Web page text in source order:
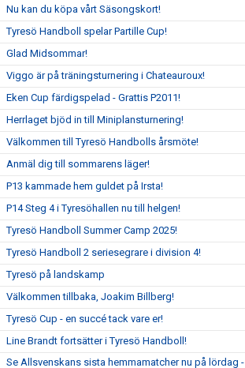
Nu kan du köpa vårt Säsongskort!
Tyresö Handboll spelar Partille Cup!
Glad Midsommar!
Viggo är på träningsturnering i Chateauroux!
Eken Cup färdigspelad - Grattis P2011!
Herrlaget bjöd in till Miniplansturnering!
Välkommen till Tyresö Handbolls årsmöte!
Anmäl dig till sommarens läger!
P13 kammade hem guldet på Irsta!
P14 Steg 4 i Tyresöhallen nu till helgen!
Tyresö Handboll Summer Camp 2025!
Tyresö Handboll 2 seriesegrare i division 4!
Tyresö på landskamp
Välkommen tillbaka, Joakim Billberg!
Tyresö Cup - en succé tack vare er!
Line Brandt fortsätter i Tyresö Handboll!
Se Allsvenskans sista hemmamatcher nu på lördag -